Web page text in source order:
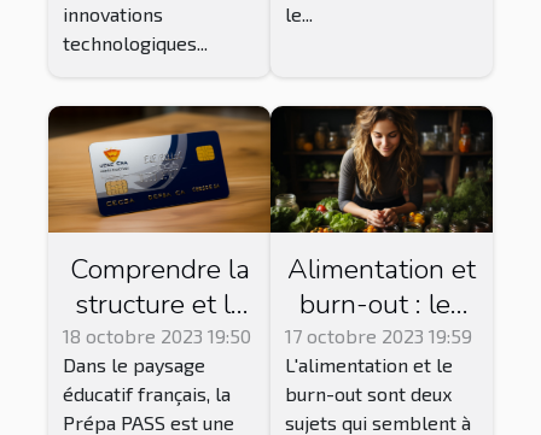
innovations
technologiques...
le...
Comprendre la
structure et le
fonctionnement
de la Prépa
PASS
18 octobre 2023 19:50
Dans le paysage
éducatif français, la
Prépa PASS est une
Alimentation et
burn-out : les
bons choix pour
réduire le
stress
17 octobre 2023 19:59
L'alimentation et le
burn-out sont deux
sujets qui semblent à